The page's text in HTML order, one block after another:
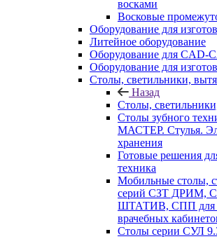
восками
Восковые
Оборудование для
Литейное оборудование
Оборудование для CAD-
Оборудование для
Cтолы, светильники,
Назад
Cтолы,
Столы зубного
МАСТЕР. Стулья.
хранения
Готовые решения
техника
Мобильные столы,
серий СЗТ ДРИМ,
ШТАТИВ, СПП для
врачебных
Столы серии СУЛ